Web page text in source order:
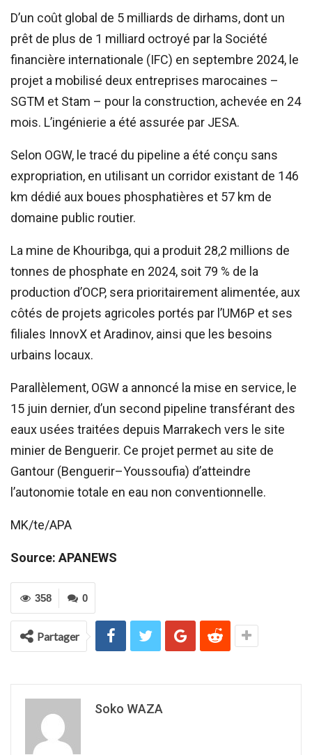
D’un coût global de 5 milliards de dirhams, dont un
prêt de plus de 1 milliard octroyé par la Société
financière internationale (IFC) en septembre 2024, le
projet a mobilisé deux entreprises marocaines –
SGTM et Stam – pour la construction, achevée en 24
mois. L’ingénierie a été assurée par JESA.
Selon OGW, le tracé du pipeline a été conçu sans
expropriation, en utilisant un corridor existant de 146
km dédié aux boues phosphatières et 57 km de
domaine public routier.
La mine de Khouribga, qui a produit 28,2 millions de
tonnes de phosphate en 2024, soit 79 % de la
production d’OCP, sera prioritairement alimentée, aux
côtés de projets agricoles portés par l’UM6P et ses
filiales InnovX et Aradinov, ainsi que les besoins
urbains locaux.
Parallèlement, OGW a annoncé la mise en service, le
15 juin dernier, d’un second pipeline transférant des
eaux usées traitées depuis Marrakech vers le site
minier de Benguerir. Ce projet permet au site de
Gantour (Benguerir–Youssoufia) d’atteindre
l’autonomie totale en eau non conventionnelle.
MK/te/APA
Source: APANEWS
0
358
Partager
Soko WAZA